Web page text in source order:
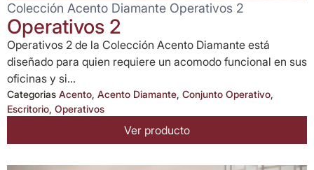
Colección Acento Diamante Operativos 2
Operativos 2
Operativos 2 de la Colección Acento Diamante está
diseñado para quien requiere un acomodo funcional en sus
oficinas y si...
Categorias Acento, Acento Diamante, Conjunto Operativo,
Escritorio, Operativos
Ver producto